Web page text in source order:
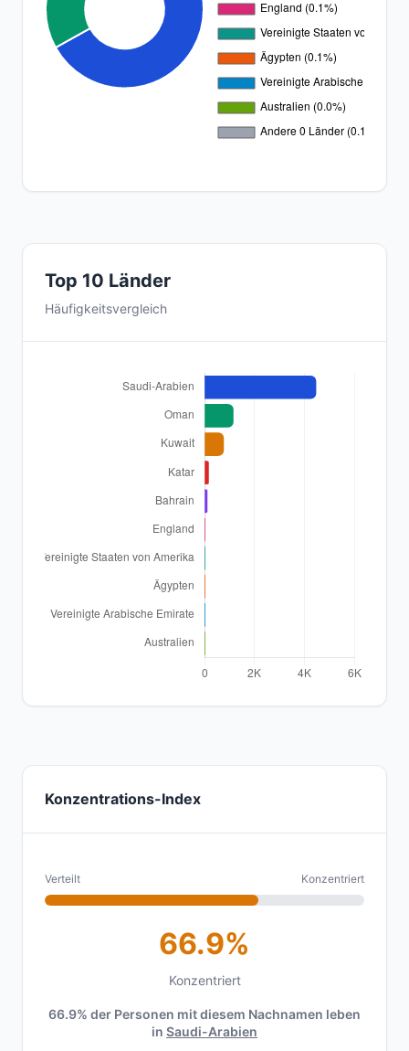
Top 10 Länder
Häufigkeitsvergleich
Konzentrations-Index
Verteilt Konzentriert
66.9%
Konzentriert
66.9% der Personen mit diesem Nachnamen leben
in Saudi-Arabien